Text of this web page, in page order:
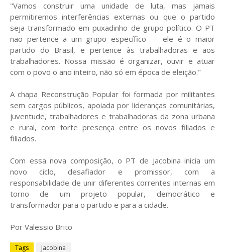
"Vamos construir uma unidade de luta, mas jamais
permitiremos interferências externas ou que o partido
seja transformado em puxadinho de grupo político. O PT
não pertence a um grupo específico — ele é o maior
partido do Brasil, e pertence às trabalhadoras e aos
trabalhadores. Nossa missão é organizar, ouvir e atuar
com o povo o ano inteiro, não só em época de eleição."
A chapa Reconstrução Popular foi formada por militantes
sem cargos públicos, apoiada por lideranças comunitárias,
juventude, trabalhadores e trabalhadoras da zona urbana
e rural, com forte presença entre os novos filiados e
filiados.
Com essa nova composição, o PT de Jacobina inicia um
novo ciclo, desafiador e promissor, com a
responsabilidade de unir diferentes correntes internas em
torno de um projeto popular, democrático e
transformador para o partido e para a cidade.
Por Valessio Brito
Tags Jacobina